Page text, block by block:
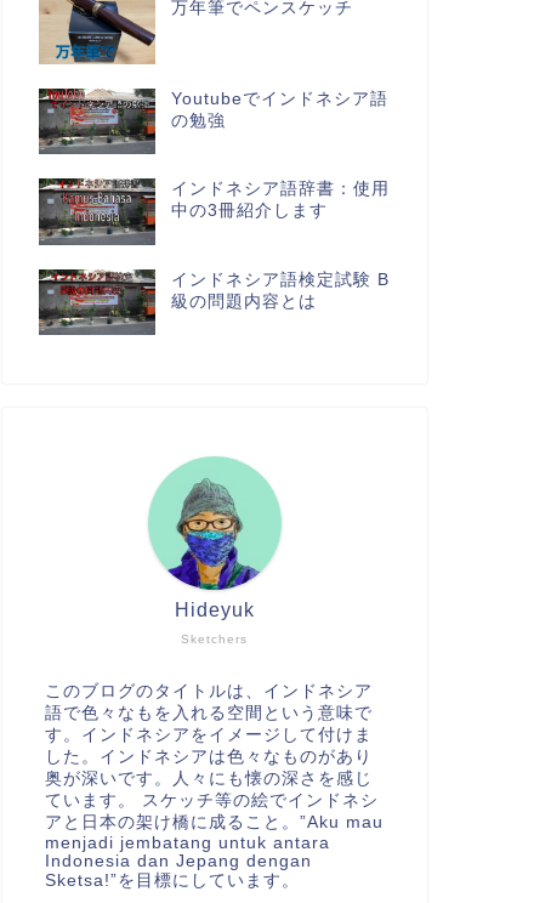
万年筆でペンスケッチ
Youtubeでインドネシア語
の勉強
インドネシア語辞書：使用
中の3冊紹介します
インドネシア語検定試験 B
級の問題内容とは
Sketchers
Hideyuk
このブログのタイトルは、インドネシア
語で色々なもを入れる空間という意味で
す。インドネシアをイメージして付けま
した。インドネシアは色々なものがあり
奥が深いです。人々にも懐の深さを感じ
ています。 スケッチ等の絵でインドネシ
アと日本の架け橋に成ること。”Aku mau
menjadi jembatang untuk antara
Indonesia dan Jepang dengan
Sketsa!”を目標にしています。